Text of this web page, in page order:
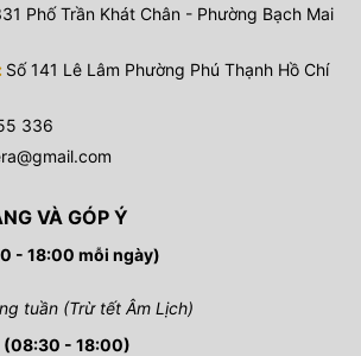
Phố Trần Khát Chân - Phường Bạch Mai
Số 141 Lê Lâm Phường Phú Thạnh Hồ Chí
336
VÀ GÓP Ý
- 18:00 mỗi ngày)
tuần (Trừ tết Âm Lịch)
(08:30 - 18:00)